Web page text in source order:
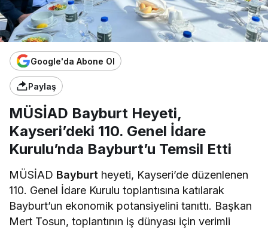
Google'da Abone Ol
Paylaş
MÜSİAD Bayburt Heyeti,
Kayseri’deki 110. Genel İdare
Kurulu’nda Bayburt’u Temsil Etti
MÜSİAD Bayburt heyeti, Kayseri’de düzenlenen
110. Genel İdare Kurulu toplantısına katılarak
Bayburt’un ekonomik potansiyelini tanıttı. Başkan
Mert Tosun, toplantının iş dünyası için verimli